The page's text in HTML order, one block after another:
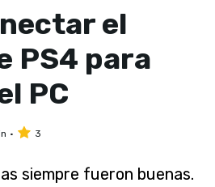
el
PS4 para
PC
3
siempre fueron buenas.